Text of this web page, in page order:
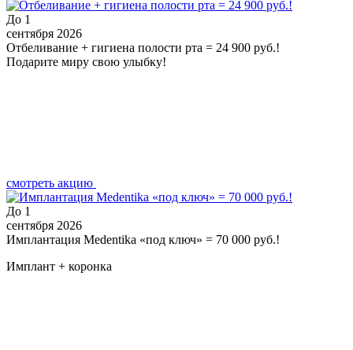
До 1
сентября 2026
Отбеливание + гигиена полости рта = 24 900 руб.!
Подарите миру свою улыбку!
смотреть акцию
До 1
сентября 2026
Имплантация Medentika «под ключ» = 70 000 руб.!
Имплант + коронка